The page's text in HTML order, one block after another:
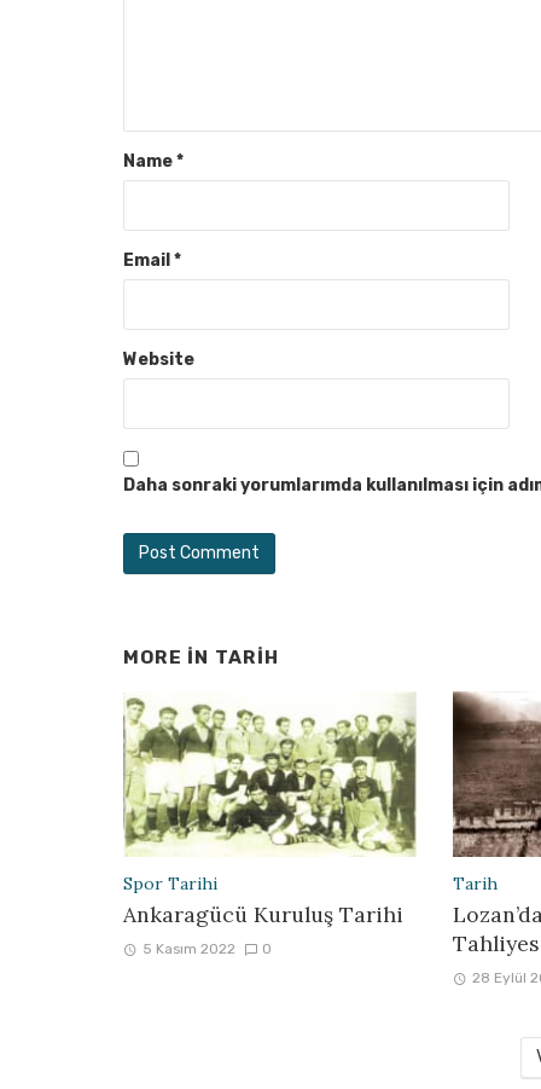
Name*
Email *
Website
Daha sonraki yorumlarımda kullanılması için
MORE IN TARIH
Spor Tarihi
Ankaragücü Kuruluş Tarihi
5 Kasım 2022 0
Tarih
28 Eylül